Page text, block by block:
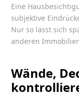
Eine
subjektive
Nur so lässt sich
anderen
Wände,